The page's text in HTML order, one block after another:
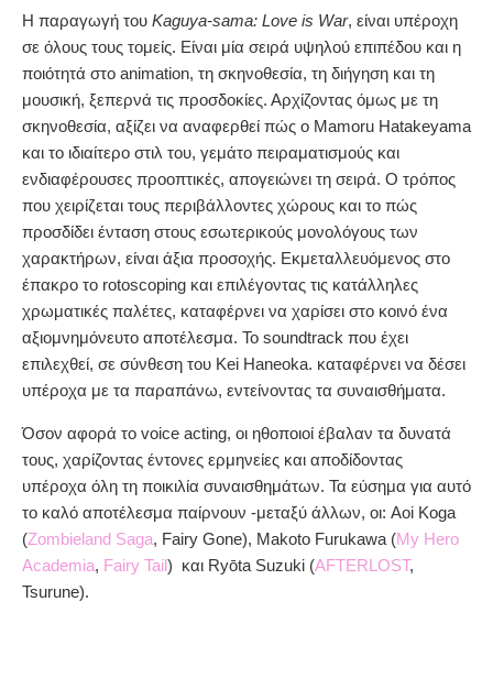
Η παραγωγή του Kaguya-sama: Love is War, είναι υπέροχη
σε όλους τους τομείς. Είναι μία σειρά υψηλού επιπέδου και η
ποιότητά στο animation, τη σκηνοθεσία, τη διήγηση και τη
μουσική, ξεπερνά τις προσδοκίες. Αρχίζοντας όμως με τη
σκηνοθεσία, αξίζει να αναφερθεί πώς ο Mamoru Hatakeyama
και το ιδιαίτερο στιλ του, γεμάτο πειραματισμούς και
ενδιαφέρουσες προοπτικές, απογειώνει τη σειρά. Ο τρόπος
που χειρίζεται τους περιβάλλοντες χώρους και το πώς
προσδίδει ένταση στους εσωτερικούς μονολόγους των
χαρακτήρων, είναι άξια προσοχής. Εκμεταλλευόμενος στο
έπακρο το rotoscoping και επιλέγοντας τις κατάλληλες
χρωματικές παλέτες, καταφέρνει να χαρίσει στο κοινό ένα
αξιομνημόνευτο αποτέλεσμα. Το soundtrack που έχει
επιλεχθεί, σε σύνθεση του Kei Haneoka. καταφέρνει να δέσει
υπέροχα με τα παραπάνω, εντείνοντας τα συναισθήματα.
Όσον αφορά το voice acting, οι ηθοποιοί έβαλαν τα δυνατά
τους, χαρίζοντας έντονες ερμηνείες και αποδίδοντας
υπέροχα όλη τη ποικιλία συναισθημάτων. Τα εύσημα για αυτό
το καλό αποτέλεσμα παίρνουν -μεταξύ άλλων, οι: Aoi Koga
(Zombieland Saga, Fairy Gone), Makoto Furukawa (My Hero
Academia, Fairy Tail) και Ryōta Suzuki (AFTERLOST,
Tsurune).